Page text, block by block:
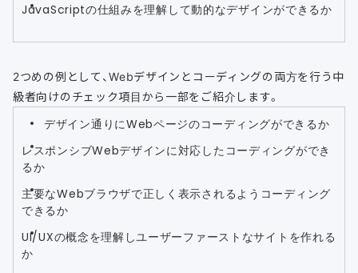
JavaScriptの仕組みを理解して動的なデザインができるか
2つめの例として、Webデザインとコーディングの両方を行う中
級者向けのチェック項目から一部をご紹介します。
デザイン通りにWebページのコーディングができるか
レスポンシブWebデザインに対応したコーディングができ
るか
主要なWebブラウザで正しく表示されるようコーディング
できるか
UI/UXの概念を理解しユーザーファーストなサイトを作れる
か